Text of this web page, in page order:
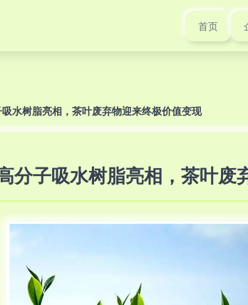
首页
水树脂亮相，茶叶废弃物迎来终极价值变现
分子吸水树脂亮相，茶叶废